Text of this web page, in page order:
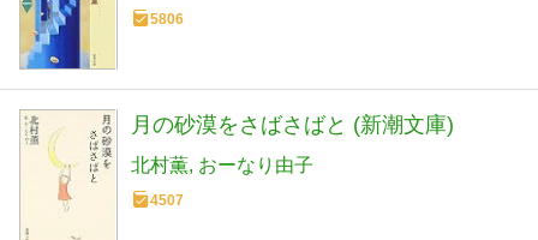
5806
月の砂漠をさばさばと (新潮文庫)
北村薫 おーなり由子
4507